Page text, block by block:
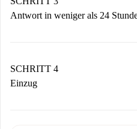
Vermieter zustimmt.
Antwort in weniger als 24
stellen den Kontakt her.
Wenn der Vermieter
SCHRITT 4
Einzug